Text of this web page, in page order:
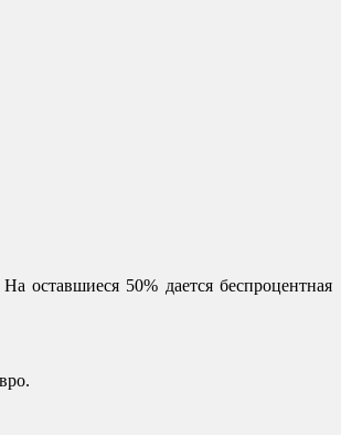
оставшиеся 50% дается беспроцентная